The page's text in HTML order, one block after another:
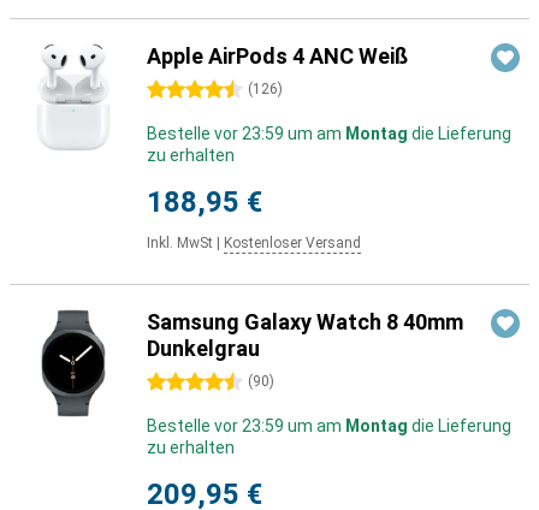
Apple AirPods 4 ANC Weiß
4.5 Sterne (126)
Bestelle vor 23:59 um am Montag die Lieferung
zu erhalten
188,95 €
Inkl. MwSt Kostenloser Versand
Samsung Galaxy Watch 8 40mm
Dunkelgrau
4.5 Sterne (90)
Bestelle vor 23:59 um am Montag die Lieferung
zu erhalten
209,95 €